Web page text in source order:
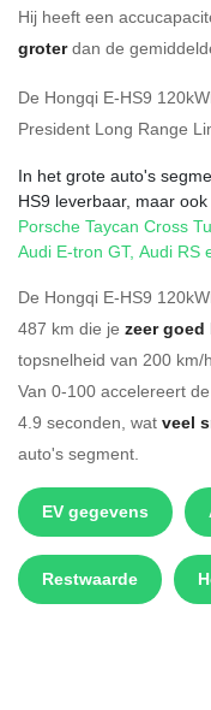
Hij heeft een
groterdan de
De Hongqi E-HS9
President Long Range
In het grote auto's
HS9 leverbaar, maar
Porsche Taycan Cross
Audi E-tron GT, Audi RS
De Hongqi E-HS9
487 km die je zeer goed
topsnelheid van 200 km/
Van 0-100 accelereert
4.9 seconden, wat veel
auto's segment.
EV gegevens
Restwaarde